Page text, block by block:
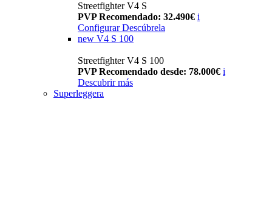
Streetfighter V4 S
PVP Recomendado: 32.490€ i
Configurar Descúbrela
new V4 S 100
Streetfighter V4 S 100
PVP Recomendado desde: 78.000€ i
Descubrir más
Superleggera